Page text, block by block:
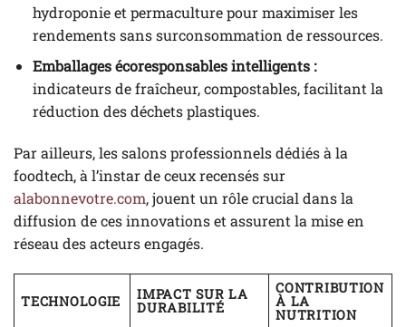
hydroponie et permaculture pour maximiser les
rendements sans surconsommation de ressources.
Emballages écoresponsables intelligents :
indicateurs de fraîcheur, compostables, facilitant la
réduction des déchets plastiques.
Par ailleurs, les salons professionnels dédiés à la
foodtech, à l’instar de ceux recensés sur
alabonnevotre.com, jouent un rôle crucial dans la
diffusion de ces innovations et assurent la mise en
réseau des acteurs engagés.
TECHNOLOGIE IMPACT SUR LA
DURABILITÉ
CONTRIBUTION
À LA
NUTRITION